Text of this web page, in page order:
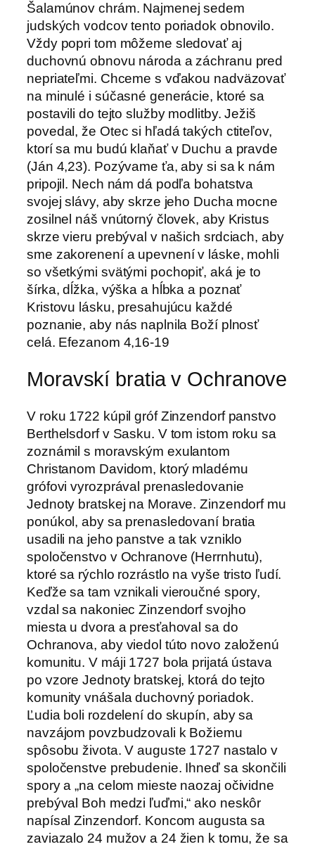
Šalamúnov chrám. Najmenej sedem
judských vodcov tento poriadok obnovilo.
Vždy popri tom môžeme sledovať aj
duchovnú obnovu národa a záchranu pred
nepriateľmi. Chceme s vďakou nadväzovať
na minulé i súčasné generácie, ktoré sa
postavili do tejto služby modlitby. Ježiš
povedal, že Otec si hľadá takých ctiteľov,
ktorí sa mu budú klaňať v Duchu a pravde
(Ján 4,23). Pozývame ťa, aby si sa k nám
pripojil. Nech nám dá podľa bohatstva
svojej slávy, aby skrze jeho Ducha mocne
zosilnel náš vnútorný človek, aby Kristus
skrze vieru prebýval v našich srdciach, aby
sme zakorenení a upevnení v láske, mohli
so všetkými svätými pochopiť, aká je to
šírka, dĺžka, výška a hĺbka a poznať
Kristovu lásku, presahujúcu každé
poznanie, aby nás naplnila Boží plnosť
celá. Efezanom 4,16-19
Moravskí bratia v Ochranove
V roku 1722 kúpil gróf Zinzendorf panstvo
Berthelsdorf v Sasku. V tom istom roku sa
zoznámil s moravským exulantom
Christanom Davidom, ktorý mladému
grófovi vyrozprával prenasledovanie
Jednoty bratskej na Morave. Zinzendorf mu
ponúkol, aby sa prenasledovaní bratia
usadili na jeho panstve a tak vzniklo
spoločenstvo v Ochranove (Herrnhutu),
ktoré sa rýchlo rozrástlo na vyše tristo ľudí.
Keďže sa tam vznikali vieroučné spory,
vzdal sa nakoniec Zinzendorf svojho
miesta u dvora a presťahoval sa do
Ochranova, aby viedol túto novo založenú
komunitu. V máji 1727 bola prijatá ústava
po vzore Jednoty bratskej, ktorá do tejto
komunity vnášala duchovný poriadok.
Ľudia boli rozdelení do skupín, aby sa
navzájom povzbudzovali k Božiemu
spôsobu života. V auguste 1727 nastalo v
spoločenstve prebudenie. Ihneď sa skončili
spory a „na celom mieste naozaj očividne
prebýval Boh medzi ľuďmi,“ ako neskôr
napísal Zinzendorf. Koncom augusta sa
zaviazalo 24 mužov a 24 žien k tomu, že sa